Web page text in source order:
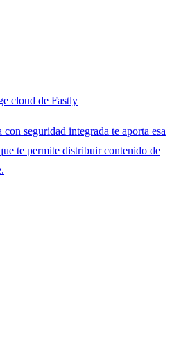
cloud de Fastly
seguridad integrada te aporta esa
te permite distribuir contenido de